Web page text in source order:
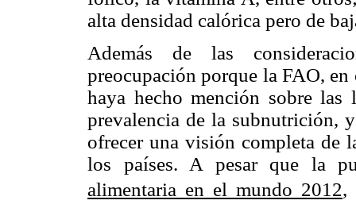
alta densidad calórica pero de
Además de las
preocupación porque la FAO,
haya hecho mención sobre
prevalencia de la subnutrición,
ofrecer una visión completa de
los países. A pesar que la
alimentaria en el mundo 2012,